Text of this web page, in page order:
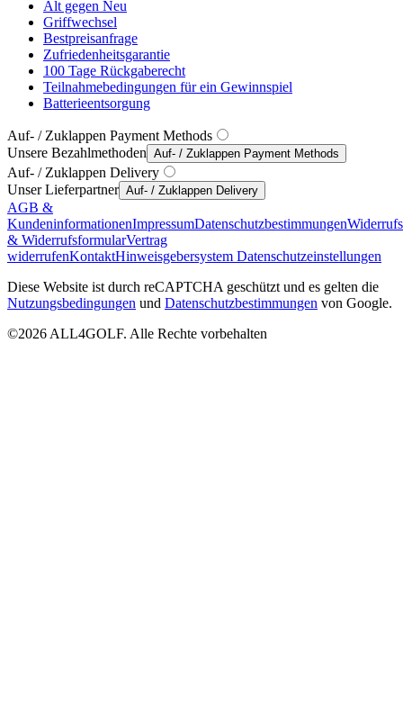
Alt gegen Neu
Griffwechsel
Bestpreisanfrage
Zufriedenheitsgarantie
100 Tage Rückgaberecht
Teilnahmebedingungen für ein Gewinnspiel
Batterieentsorgung
Auf- / Zuklappen Payment Methods
Unsere Bezahlmethoden Auf- / Zuklappen Payment Methods
Auf- / Zuklappen Delivery
Unser Lieferpartner Auf- / Zuklappen Delivery
AGB &
KundeninformationenImpressumDatenschutzbestimmungen
& WiderrufsformularVertrag
widerrufenKontaktHinweisgebersystem Datenschutzeinstellungen
Diese Website ist durch reCAPTCHA geschützt und es gelten die
Nutzungsbedingungen und Datenschutzbestimmungen von Google.
©2026 ALL4GOLF. Alle Rechte vorbehalten